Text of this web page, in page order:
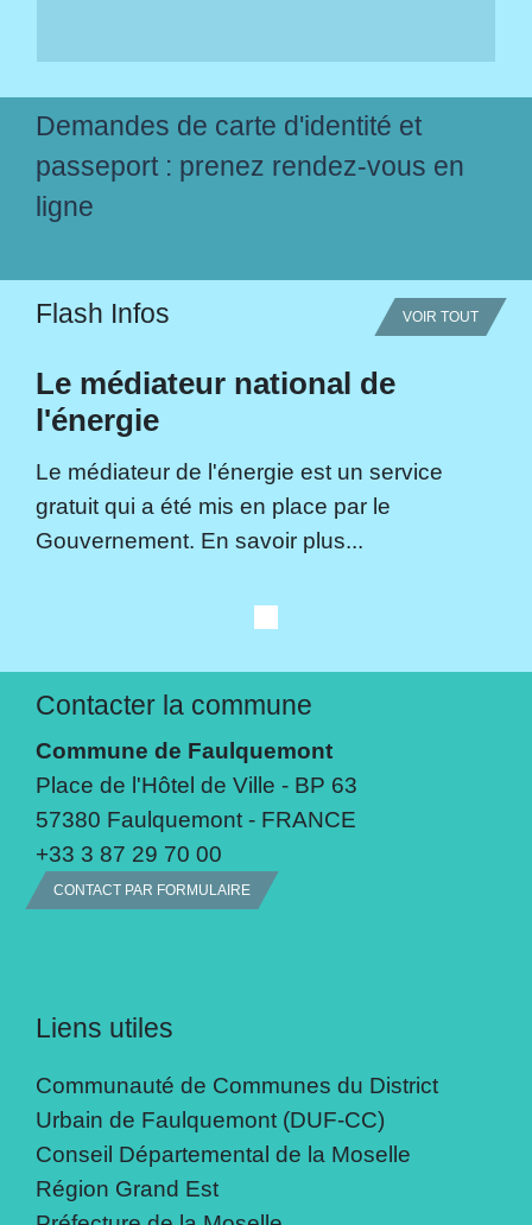
Demandes de carte d'identité et
passeport : prenez rendez-vous en
ligne
Flash Infos VOIR TOUT
Le médiateur national de
l'énergie
Le médiateur de l'énergie est un service
gratuit qui a été mis en place par le
Gouvernement. En savoir plus...
Contacter la commune
Commune de Faulquemont
Place de l'Hôtel de Ville - BP 63
57380 Faulquemont - FRANCE
+33 3 87 29 70 00
CONTACT PAR FORMULAIRE
Liens utiles
Communauté de Communes du District
Urbain de Faulquemont (DUF-CC)
Conseil Départemental de la Moselle
Région Grand Est